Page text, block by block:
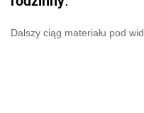
Dalszy ciąg materiału pod